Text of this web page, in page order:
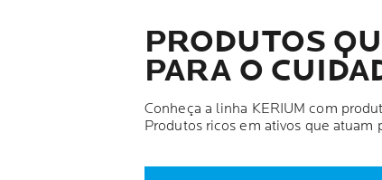
PRODUTOS
PARA O
Conheça a linha KERIUM com
Produtos ricos em ativos que atuam